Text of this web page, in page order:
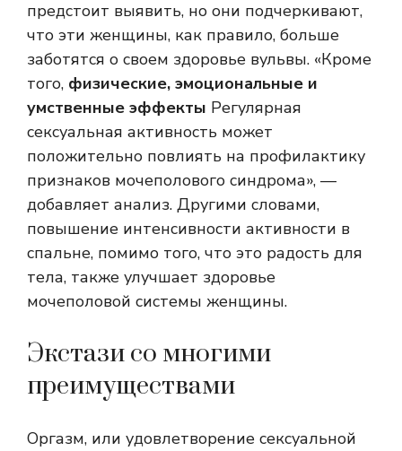
предстоит выявить, но они подчеркивают,
что эти женщины, как правило, больше
заботятся о своем здоровье вульвы. «Кроме
того, физические, эмоциональные и
умственные эффекты Регулярная
сексуальная активность может
положительно повлиять на профилактику
признаков мочеполового синдрома», —
добавляет анализ. Другими словами,
повышение интенсивности активности в
спальне, помимо того, что это радость для
тела, также улучшает здоровье
мочеполовой системы женщины.
Экстази со многими
преимуществами
Оргазм, или удовлетворение сексуальной